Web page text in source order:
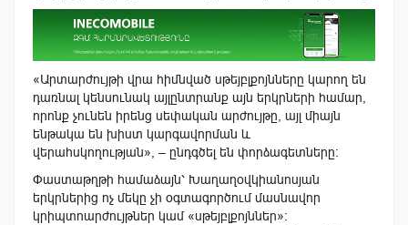
«Արտարժույթի վրա հիմնված սթեյբլքոյնները կարող են
դառնալ կենսունակ այլընտրանք այն երկրների համար,
որոնք չունեն իրենց սեփական արժույթը, այլ միայն
ենթակա են խիստ կարգավորման և
վերահսկողության», – ընդգծել են փորձագետները:
Փաստաթղթի համաձայն՝ Խաղաղօվկիանոսյան
երկրներից ոչ մեկը չի օգտագործում մասնավոր
կրիպտոարժույթներ կամ «սթեյբլքոյններ»։